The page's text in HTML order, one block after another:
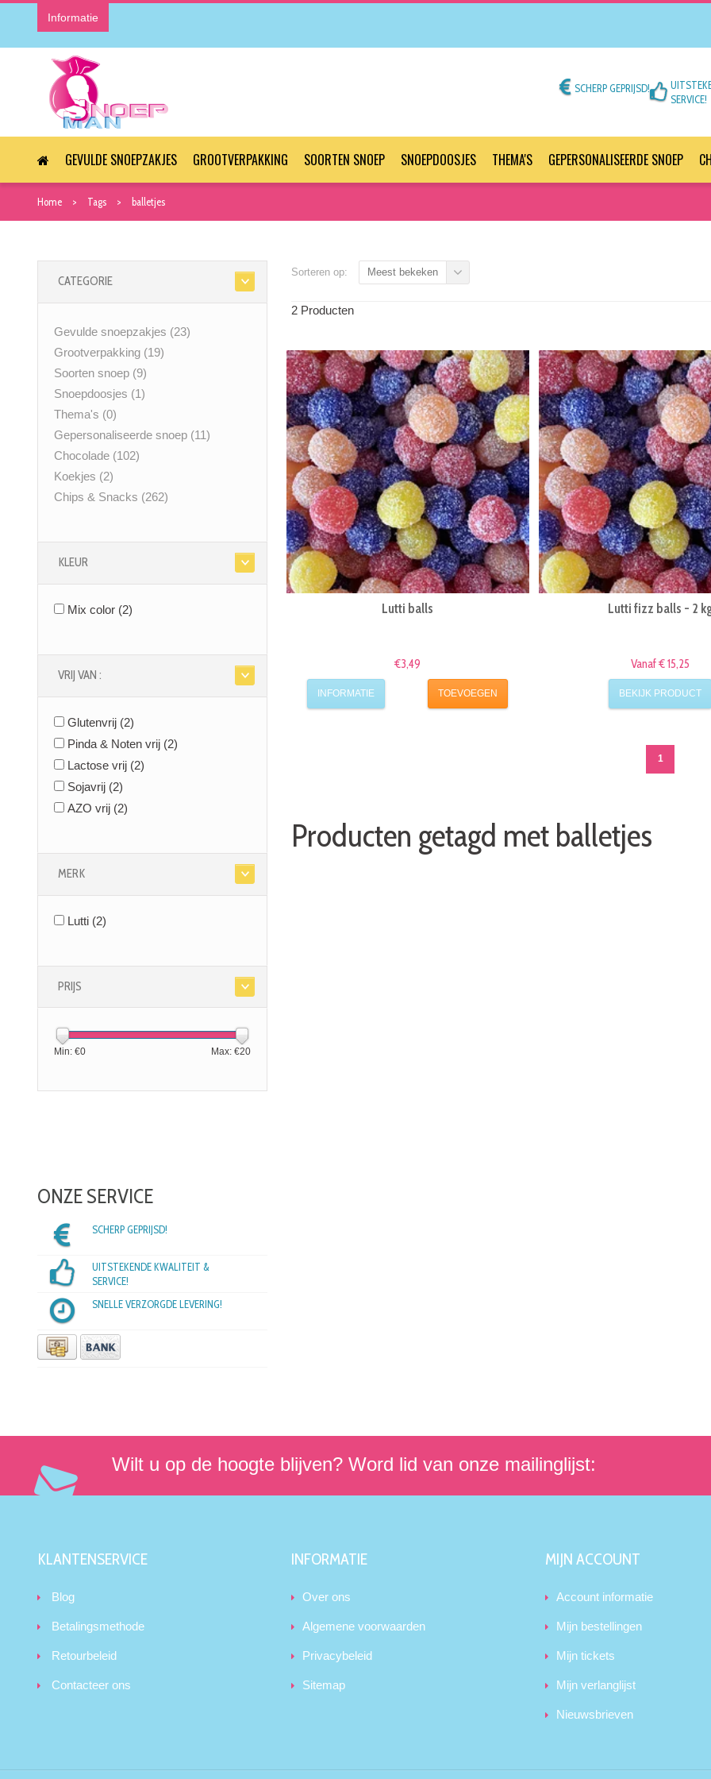
Informatie
SCHERP GEPRIJSD!
SERVICE!
GEVULDE SNOEPZAKJES GROOTVERPAKKING SOORTEN SNOEP SNOEPDOOSJES THEMA'S GEPERSONALISEERDE SNOEP
Home Tags balletjes
CATEGORIE
Gevulde snoepzakjes (23)
Grootverpakking (19)
Soorten snoep (9)
Snoepdoosjes (1)
Thema's (0)
Gepersonaliseerde snoep (11)
Chocolade (102)
Koekjes (2)
Chips & Snacks (262)
KLEUR
Mix color (2)
VRIJ VAN :
Glutenvrij (2)
Pinda & Noten vrij (2)
Lactose vrij (2)
Sojavrij (2)
AZO vrij (2)
MERK
Lutti (2)
PRIJS
Min: €0 Max: €20
ONZE SERVICE
SCHERP GEPRIJSD!
UITSTEKENDE KWALITEIT &
SERVICE!
SNELLE VERZORGDE LEVERING!
Sorteren op: Meest bekeken
2 Producten
Lutti balls
€3,49
INFORMATIE TOEVOEGEN
Lutti fizz balls - 2
Vanaf € 15,25
BEKIJK PRODUCT
1
Producten getagd met balletjes
Wilt u op de hoogte blijven? Word lid van onze mailinglijst:
KLANTENSERVICE
Blog
Betalingsmethode
Retourbeleid
Contacteer ons
INFORMATIE
Over ons
Algemene voorwaarden
Privacybeleid
Sitemap
MIJN ACCOUNT
Account informatie
Mijn bestellingen
Mijn tickets
Mijn verlanglijst
Nieuwsbrieven